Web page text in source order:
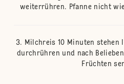
weiterrühren. Pfanne nicht
Milchreis 10 Minuten stehen
durchrühren und nach
Früchten